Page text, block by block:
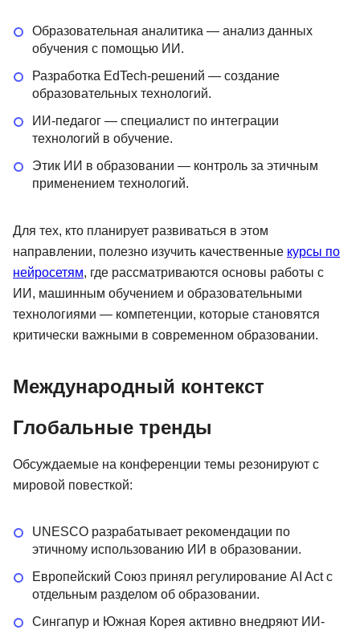
Образовательная аналитика — анализ данных
обучения с помощью ИИ.
Разработка EdTech-решений — создание
образовательных технологий.
ИИ-педагог — специалист по интеграции
технологий в обучение.
Этик ИИ в образовании — контроль за этичным
применением технологий.
Для тех, кто планирует развиваться в этом
направлении, полезно изучить качественные курсы по
нейросетям, где рассматриваются основы работы с
ИИ, машинным обучением и образовательными
технологиями — компетенции, которые становятся
критически важными в современном образовании.
Международный контекст
Глобальные тренды
Обсуждаемые на конференции темы резонируют с
мировой повесткой:
UNESCO разрабатывает рекомендации по
этичному использованию ИИ в образовании.
Европейский Союз принял регулирование AI Act с
отдельным разделом об образовании.
Сингапур и Южная Корея активно внедряют ИИ-